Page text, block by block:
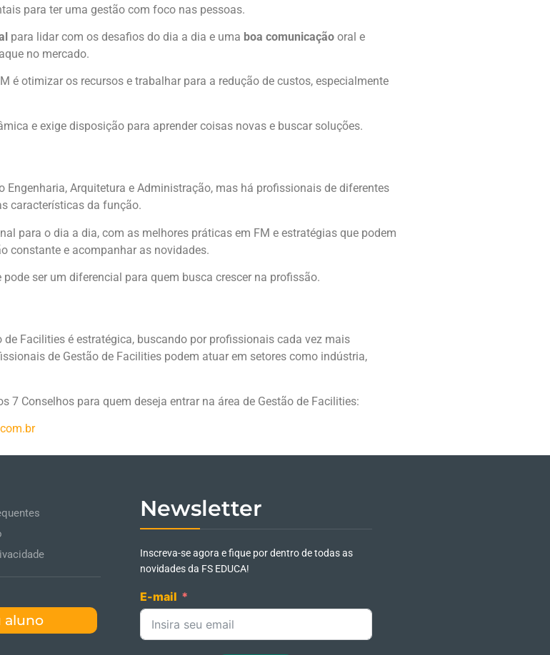
para ter uma gestão com foco nas pessoas.
para lidar com os desafios do dia a dia e uma boa comunicação oral e
no mercado.
é otimizar os recursos e trabalhar para a redução de custos, especialmente
e exige disposição para aprender coisas novas e buscar soluções.
Arquitetura e Administração, mas há profissionais de diferentes
características da função.
para o dia a dia, com as melhores práticas em FM e estratégias que podem
constante e acompanhar as novidades.
ser um diferencial para quem busca crescer na profissão.
Facilities é estratégica, buscando por profissionais cada vez mais
de Gestão de Facilities podem atuar em setores como indústria,
7 Conselhos para quem deseja entrar na área de Gestão de Facilities:
aluno
Newsletter
Inscreva-se agora e fique por dentro de todas as
novidades da FS EDUCA!
E-mail